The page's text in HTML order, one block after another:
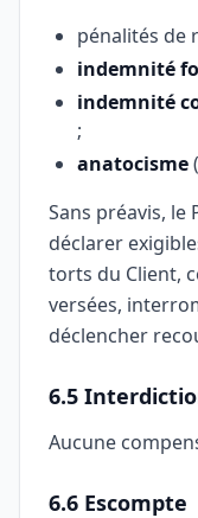
pénalités de
indemnité
indemnité
;
anatocisme
Sans préavis, le
déclarer
torts du Client,
versées,
déclencher
6.5
Aucune
6.6 Escompte